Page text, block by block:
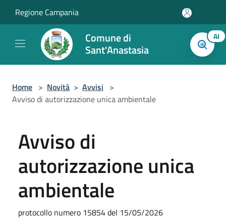
Regione Campania
Comune di
Sant'Anastasia
AI
Home > Novità > Avvisi >
Avviso di autorizzazione unica ambientale
Avviso di
autorizzazione unica
ambientale
protocollo numero 15854 del 15/05/2026